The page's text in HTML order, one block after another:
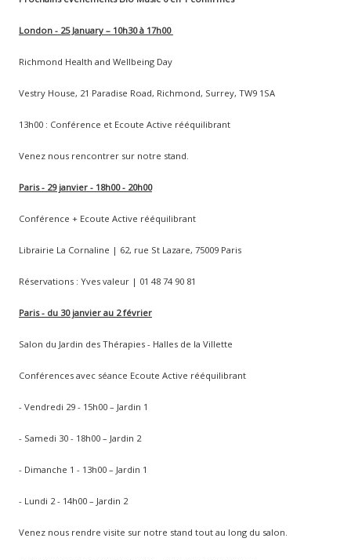
London - 25 January – 10h30 à 17h00
Richmond Health and Wellbeing Day
Vestry House, 21 Paradise Road, Richmond, Surrey, TW9 1SA
13h00 : Conférence et Ecoute Active rééquilibrant
Venez nous rencontrer sur notre stand.
Paris - 29 janvier - 18h00 - 20h00
Conférence + Ecoute Active rééquilibrant
Librairie La Cornaline | 62, rue St Lazare, 75009 Paris
Réservations : Yves valeur | 01 48 74 90 81
Paris - du 30 janvier au 2 février
Salon du Jardin des Thérapies - Halles de la Villette
Conférences avec séance Ecoute Active rééquilibrant
- Vendredi 29 - 15h00 – Jardin 1
- Samedi 30 - 18h00 – Jardin 2
- Dimanche 1 - 13h00 – Jardin 1
- Lundi 2 - 14h00 – Jardin 2
Venez nous rendre visite sur notre stand tout au long du salon.